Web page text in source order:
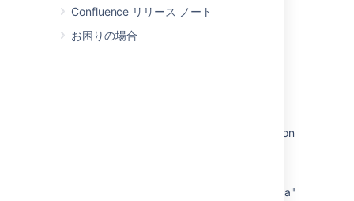
Confluence リリース ノート
お困りの場合
[REST API] HTTP 504 when uploading large
file (1.5GB-2GB) to Confluence
Transport Security (HSTS) response header on
consecutive calls to "Update attachment data"